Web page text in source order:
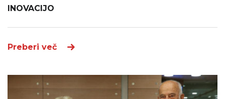
INOVACIJO
Preberi več